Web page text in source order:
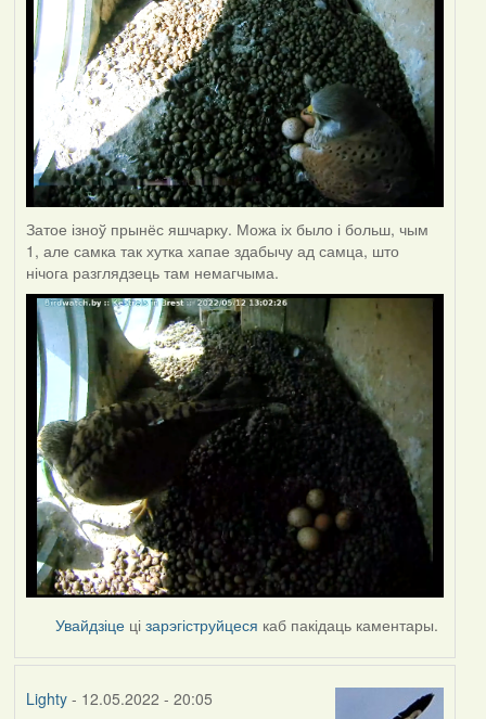
Затое ізноў прынёс яшчарку. Можа іх было і больш, чым
1, але самка так хутка хапае здабычу ад самца, што
нічога разглядзець там немагчыма.
Увайдзіце цізарэгіструйцеся каб пакідаць каментары.
Lighty- 12.05.2022 - 20:05